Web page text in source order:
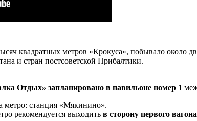
квадратных метров «Крокуса», побывало около
и стран постсоветской Прибалтики.
Отдых» запланировано в павильоне номер 1
метро: станция «Мякинино».
рекомендуется выходить в сторону первого вагона